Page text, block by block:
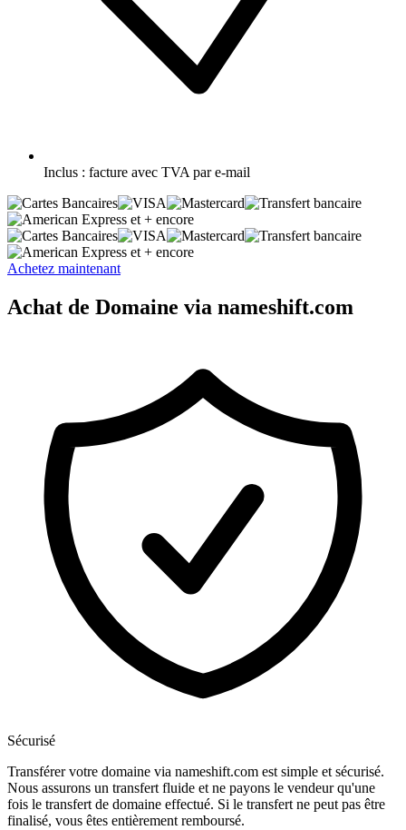
Inclus : facture avec TVA par e-mail
et + encore
et + encore
Achetez maintenant
Achat de Domaine via nameshift.com
Sécurisé
Transférer votre domaine via nameshift.com est simple et sécurisé.
Nous assurons un transfert fluide et ne payons le vendeur qu'une
fois le transfert de domaine effectué. Si le transfert ne peut pas être
finalisé, vous êtes entièrement remboursé.